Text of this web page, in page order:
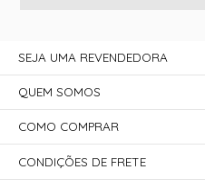
SEJA UMA REVENDEDORA
QUEM SOMOS
COMO COMPRAR
CONDIÇÕES DE FRETE